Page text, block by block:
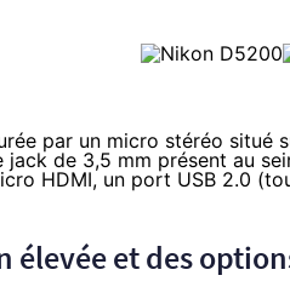
par un micro stéréo situé
jack de 3,5 mm présent au
HDMI, un port USB 2.0
élevée et des